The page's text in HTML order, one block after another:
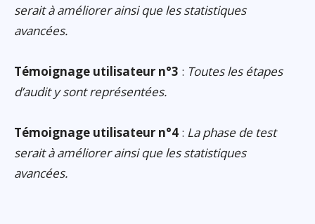
serait à améliorer ainsi que les statistiques
avancées.
Témoignage utilisateur n°3 : Toutes les étapes
d’audit y sont représentées.
Témoignage utilisateur n°4 : La phase de test
serait à améliorer ainsi que les statistiques
avancées.